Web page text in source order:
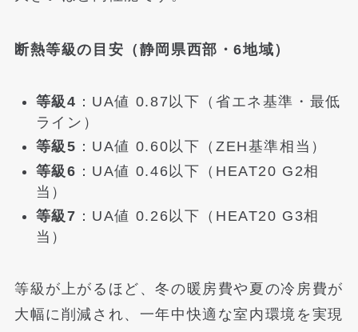
断熱等級の目安（静岡県西部・6地域）
等級4 ：UA値 0.87以下（省エネ基準・最低
ライン）
等級5 ：UA値 0.60以下（ZEH基準相当）
等級6 ：UA値 0.46以下（HEAT20 G2相
当）
等級7 ：UA値 0.26以下（HEAT20 G3相
当）
等級が上がるほど、冬の暖房費や夏の冷房費が
大幅に削減され、一年中快適な室内環境を実現